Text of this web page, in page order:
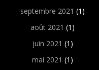
septembre 2021 (1)
août 2021 (1)
juin 2021 (1)
mai 2021 (1)